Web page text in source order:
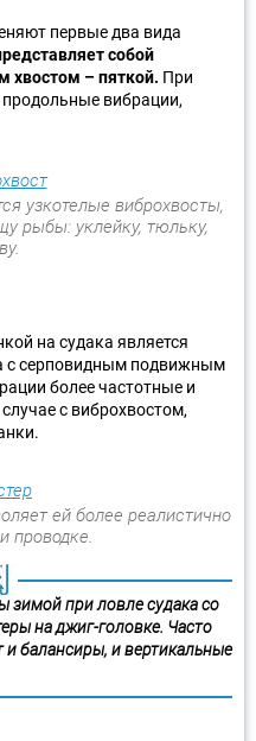
первые два вида
собой
хвостом – пяткой. При
продольные вибрации,
узкотелые виброхвосты,
рыбы: уклейку, тюльку,
на судака является
с серповидным подвижным
более частотные и
с виброхвостом,
ей более реалистично
проводке.
зимой при ловле судака со
на джиг-головке. Часто
и балансиры, и вертикальные